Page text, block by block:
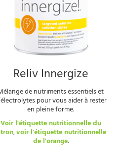
Reliv Innergize
de nutriments essentiels et
pour vous aider à rester
en pleine forme.
Voir l'étiquette nutritionnelle du
,voir l'étiquette nutritionnelle
de l'orange.